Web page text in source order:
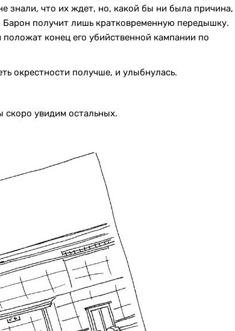
знали, что их ждет, но, какой бы ни была причина,
Барон получит лишь кратковременную передышку.
конец его убийственной кампании по
окрестности получше, и улыбнулась.
скоро увидим остальных.